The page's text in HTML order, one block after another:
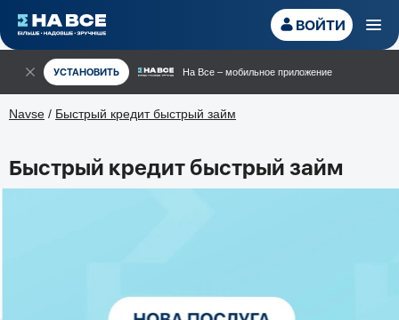
ВОЙТИ
УСТАНОВИТЬ На Все – мобильное приложение
Navse / Быстрый кредит быстрый займ
Быстрый кредит быстрый займ